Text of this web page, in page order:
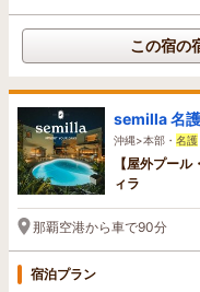
この宿の
semilla 名
沖縄>本部・ 名護
【屋外プール・
ィラ
那覇空港から車で90分
宿泊プラン